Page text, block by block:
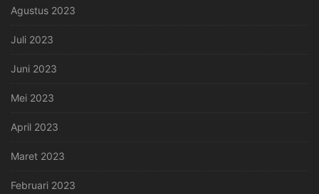
Agustus 2023
Juli 2023
Juni 2023
Mei 2023
April 2023
Maret 2023
Februari 2023